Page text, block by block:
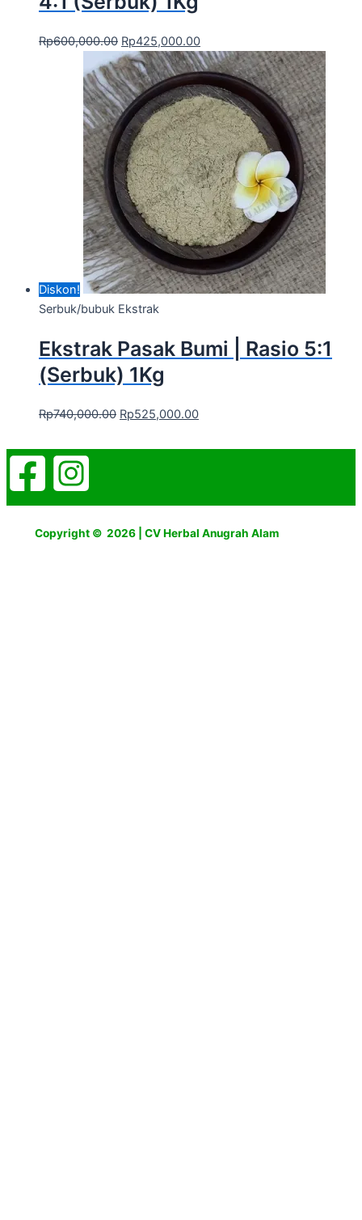
Rp600,000.00 Rp425,000.00
Diskon!
Serbuk/bubuk Ekstrak
Ekstrak Pasak Bumi | Rasio 5:1
(Serbuk) 1Kg
Rp740,000.00 Rp525,000.00
Copyright © 2026 | CV Herbal Anugrah Alam